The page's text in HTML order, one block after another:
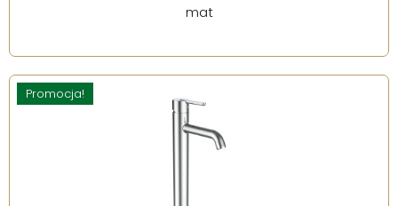
mat
Promocja!